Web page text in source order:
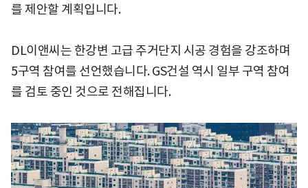
를 제안할 계획입니다.
DL이앤씨는 한강변 고급 주거단지 시공 경험을 강조하며
5구역 참여를 선언했습니다. GS건설 역시 일부 구역 참여
를 검토 중인 것으로 전해집니다.